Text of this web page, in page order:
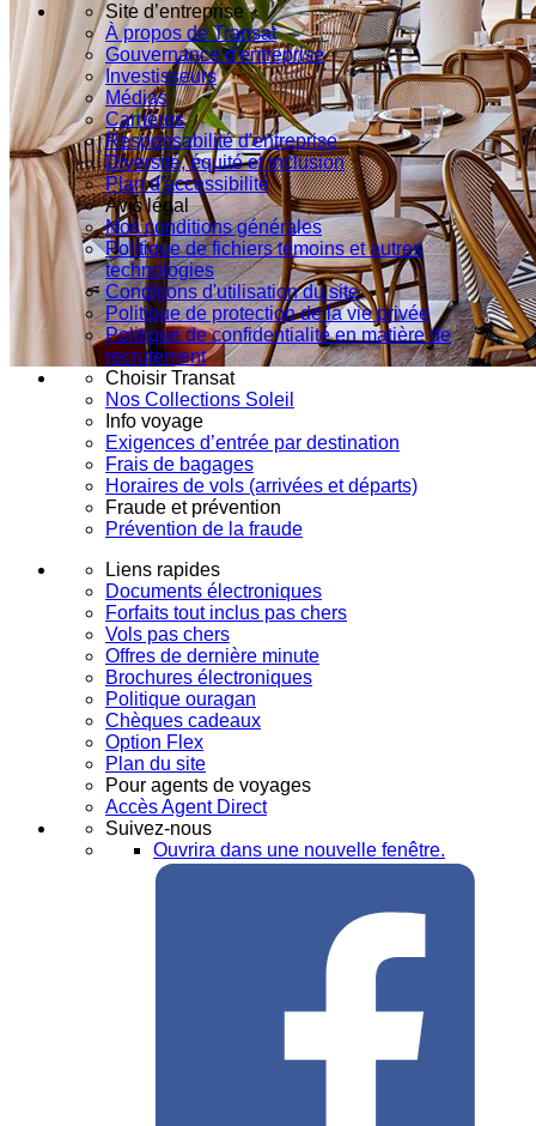
Site d’entreprise
À propos de Transat
Gouvernance d'entreprise
Investisseurs
Médias
Carrières
Responsabilité d'entreprise
Diversité, équité et inclusion
Plan d'accessibilité
Avis légal
Nos conditions générales
Politique de fichiers témoins et autres
technologies
Conditions d'utilisation du site
Politique de protection de la vie privée
Politique de confidentialité en matière de
recrutement
Choisir Transat
Nos Collections Soleil
Info voyage
Exigences d’entrée par destination
Frais de bagages
Horaires de vols (arrivées et départs)
Fraude et prévention
Prévention de la fraude
Liens rapides
Documents électroniques
Forfaits tout inclus pas chers
Vols pas chers
Offres de dernière minute
Brochures électroniques
Politique ouragan
Chèques cadeaux
Option Flex
Plan du site
Pour agents de voyages
Accès Agent Direct
Suivez-nous
Ouvrira dans une nouvelle fenêtre.